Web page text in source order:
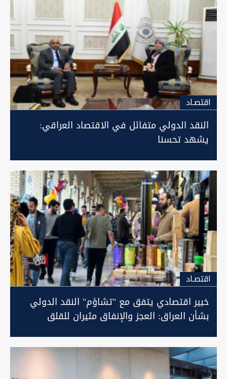
اقتصـاد
النقد الدولي متفائل في الاقتصاد العراقي:
يشهد تحسنا
اقتصـاد
خبير اقتصادي يتفق مع "تشاؤم" النقد الدولي
بشأن العراق: العجز والإنفاق مثيران للقلق